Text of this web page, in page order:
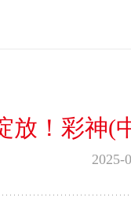
放！彩神(
2025-